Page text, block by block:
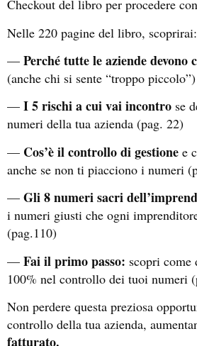
Checkout del libro per procedere
Nelle 220 pagine del libro, scoprirai:
— Perché tutte le aziende
(anche chi si sente “troppo
— I 5 rischi a cui vai incontro se
numeri della tua azienda (pag. 22)
— Cos’è il controllo di gestione e
anche se non ti piacciono i numeri
— Gli 8 numeri sacri
i numeri giusti che ogni
(pag.110)
— Fai il primo passo: scopri come
100% nel controllo dei tuoi numeri
Non perdere questa preziosa
controllo della tua azienda,
fatturato.